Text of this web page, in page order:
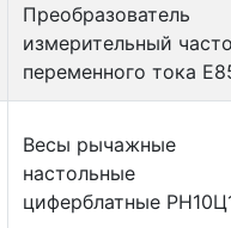
Преобразователь
измерительный
переменного тока
Весы рычажные
настольные
циферблатные